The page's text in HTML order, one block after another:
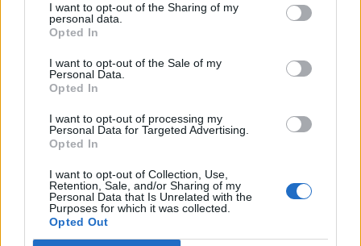
I want to opt-out of the Sharing of my
personal data.
Opted In
I want to opt-out of the Sale of my
Personal Data.
Opted In
I want to opt-out of processing my
Personal Data for Targeted Advertising.
Opted In
I want to opt-out of Collection, Use,
Retention, Sale, and/or Sharing of my
Personal Data that Is Unrelated with the
Purposes for which it was collected.
Opted Out
Z Niemcami